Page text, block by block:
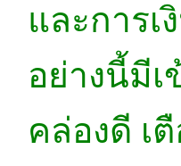
และการเ
อย่างนี้มีเ
คล่องดี เ